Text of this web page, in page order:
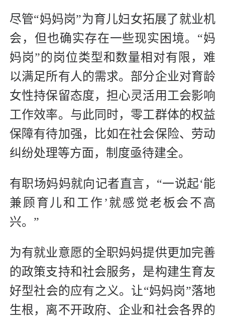
尽管“妈妈岗”为育儿妇女拓展了就业机
会，但也确实存在一些现实困境。“妈
妈岗”的岗位类型和数量相对有限，难
以满足所有人的需求。部分企业对育龄
女性持保留态度，担心灵活用工会影响
工作效率。与此同时，零工群体的权益
保障有待加强，比如在社会保险、劳动
纠纷处理等方面，制度亟待建全。
有职场妈妈就向记者直言，“一说起‘能
兼顾育儿和工作’就感觉老板会不高
兴。”
为有就业意愿的全职妈妈提供更加完善
的政策支持和社会服务，是构建生育友
好型社会的应有之义。让“妈妈岗”落地
生根，离不开政府、企业和社会各界的